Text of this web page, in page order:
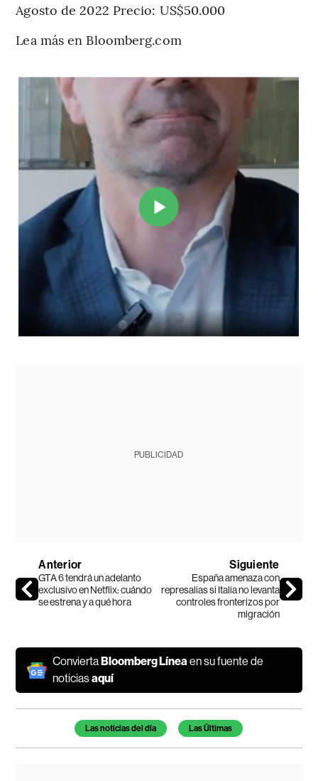
Agosto de 2022 Precio: US$50.000
Lea más en Bloomberg.com
PUBLICIDAD
Anterior
GTA 6 tendrá un adelanto
exclusivo en Netflix: cuándo
se estrena y a qué hora
Siguiente
España amenaza con
represalias si Italia no levanta
controles fronterizos por
migración
Convierta Bloomberg Líneaen su fuente de
noticiasaquí
Temas de este artículo
Las noticias del día Las Últimas